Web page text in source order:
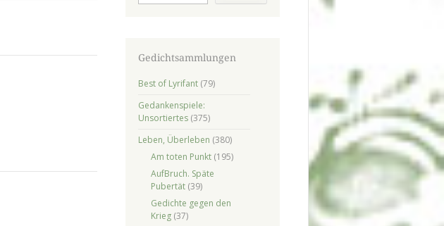
Gedichtsammlungen
Best of Lyrifant(79)
Gedankenspiele:
Unsortiertes(375)
Leben, Überleben (380)
Am toten Punkt(195)
AufBruch. Späte
Pubertät(39)
Gedichte gegen den
Krieg(37)